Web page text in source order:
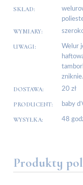
SKŁAD:
WYMIARY:
UWAGI:
Welur
zniknie.
DOSTAWA: 20 zł
PRODUCENT: baby
WYSYŁKA: 48
Produkty